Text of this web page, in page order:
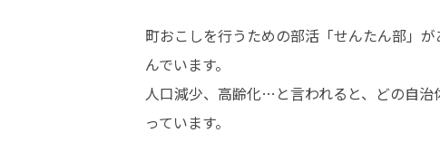
町おこしを行うための部活「せんたん部」
んでいます。
人口減少、高齢化…と言われると、どの自
っています。